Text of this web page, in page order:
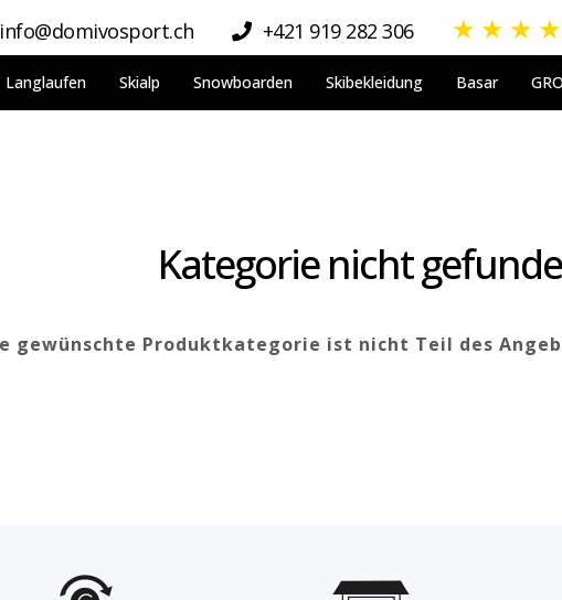
info@domivosport.ch +421 919 282 306 ★ ★ ★ ★
Langlaufen Skialp Snowboarden Skibekleidung Basar
Kategorie nicht
gewünschte Produktkategorie ist nicht Teil des